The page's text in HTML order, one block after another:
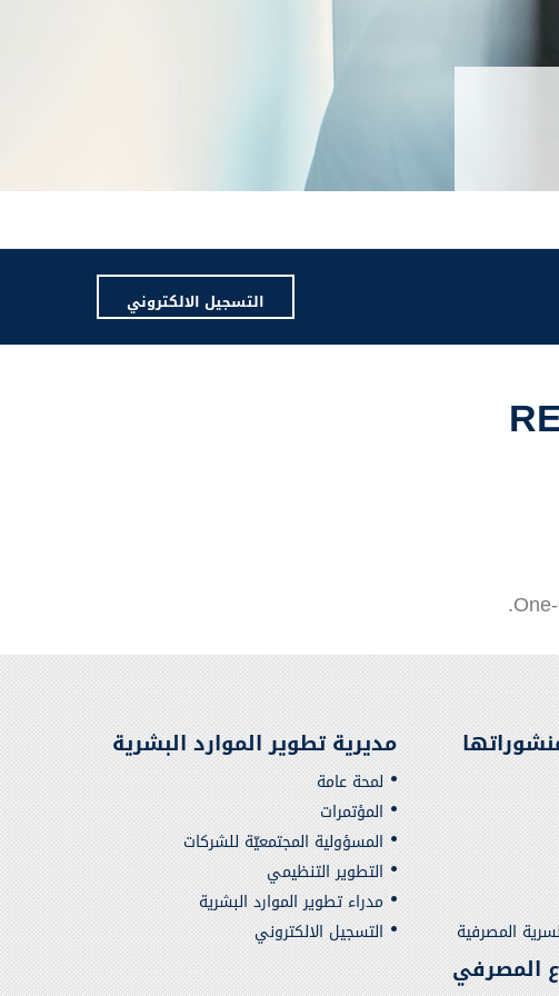
التسجيل الالكتروني
المصرفية
مديرية تطوير الموارد البشرية
لمحة عامة
المؤتمرات
المسؤولية المجتمعيّة للشركات
التطوير التنظيمي
مدراء تطوير الموارد البشرية
التسجيل الالكتروني
المصرفي